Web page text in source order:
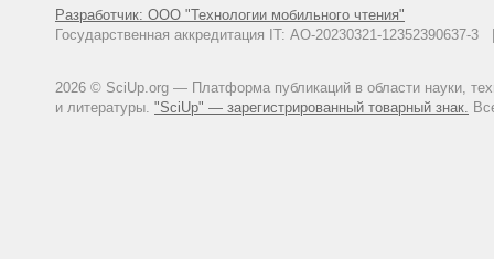
Компания «Профидрайв». :
Разработчик: ООО "Технологии мобильного чтения"
Государственная аккредитация IT: АО-20230321-
2026 © SciUp.org — Платформа публикаций в области науки,
и литературы. "SciUp" — зарегистрированный товарный знак.